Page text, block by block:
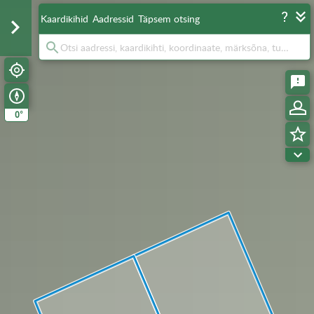
0°
Kaardikihid Aadressid Täpsem otsing